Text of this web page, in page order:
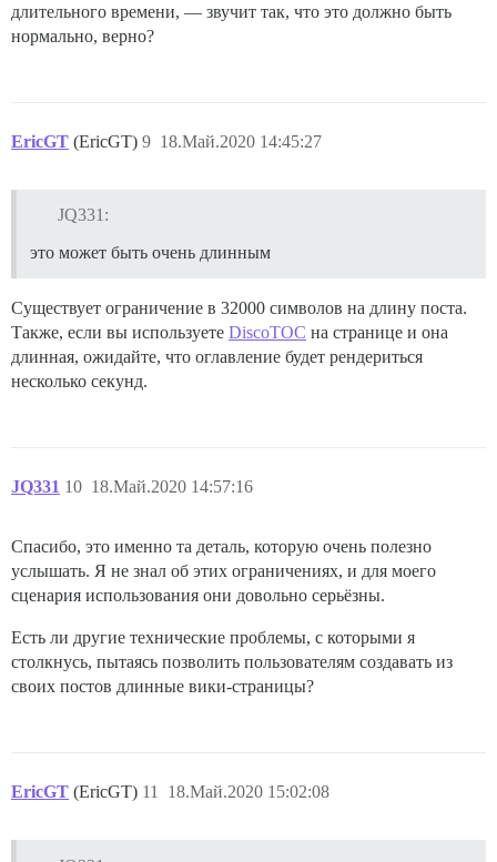
длительного времени, — звучит так, что это должно быть
нормально, верно?
EricGT (EricGT) 18.Май.2020 14:45:27
9
JQ331:
это может быть очень длинным
Существует ограничение в 32000 символов на длину поста.
Также, если вы используете DiscoTOC на странице и она
длинная, ожидайте, что оглавление будет рендериться
несколько секунд.
JQ331 18.Май.2020 14:57:16
10
Спасибо, это именно та деталь, которую очень полезно
услышать. Я не знал об этих ограничениях, и для моего
сценария использования они довольно серьёзны.
Есть ли другие технические проблемы, с которыми я
столкнусь, пытаясь позволить пользователям создавать из
своих постов длинные вики-страницы?
EricGT (EricGT) 18.Май.2020 15:02:08
11